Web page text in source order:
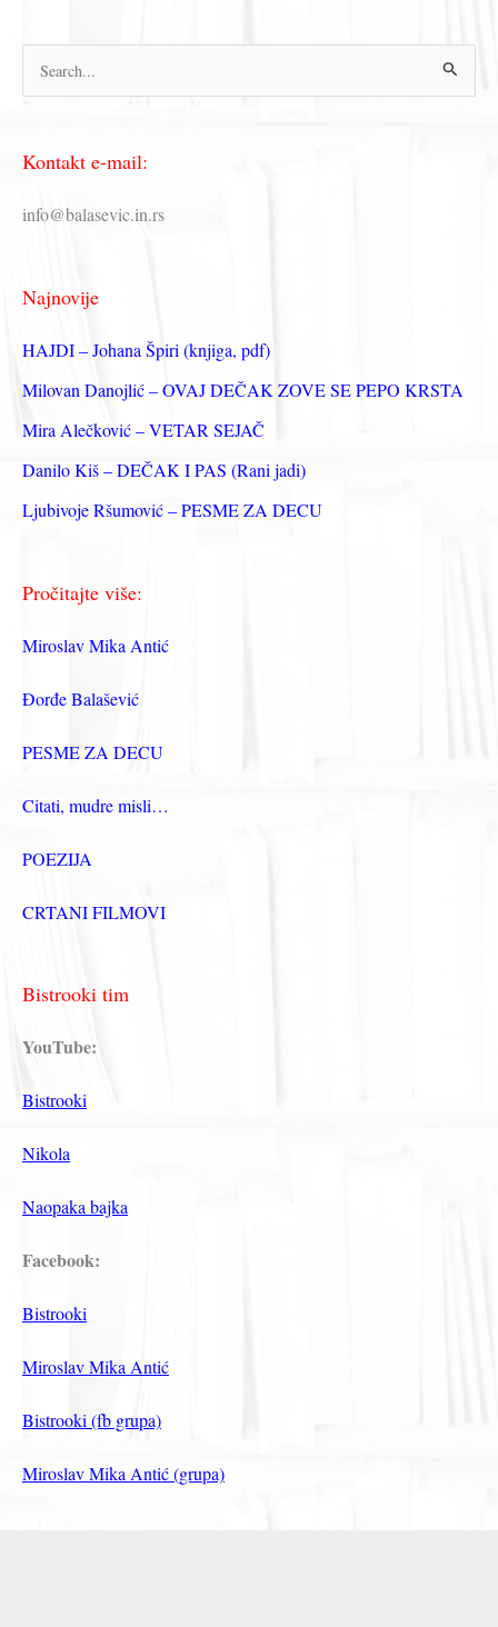
р
т
а
з
а
Kontakt e-mail:
info@balasevic.in.rs
Najnovije
HAJDI – Johana Špiri (knjiga, pdf)
Milovan Danojlić – OVAJ DEČAK ZOVE SE PEPO KRSTA
Mira Alečković – VETAR SEJAČ
Danilo Kiš – DEČAK I PAS (Rani jadi)
Ljubivoje Ršumović – PESME ZA DECU
Pročitajte više:
Miroslav Mika Antić
Đorđe Balašević
PESME ZA DECU
Citati, mudre misli…
POEZIJA
CRTANI FILMOVI
Bistrooki tim
YouTube:
Bistrooki
Nikola
Naopaka bajka
Facebook:
Bistrooki
Miroslav Mika Antić
Bistrooki (fb grupa)
Miroslav Mika Antić (grupa)